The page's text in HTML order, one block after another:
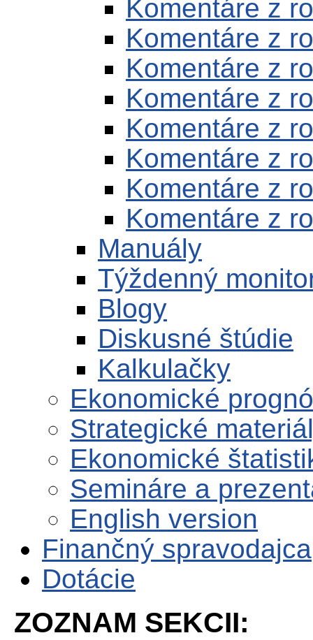
Komentáre z
Komentáre z
Komentáre z
Komentáre z
Komentáre z
Komentáre z
Komentáre z
Komentáre z
Manuály
Týždenný
Blogy
Diskusné štúdie
Kalkulačky
Ekonomické
Strategické
Ekonomické
Semináre a
English version
Finančný spravodajca
Dotácie
ZOZNAM SEKCII: